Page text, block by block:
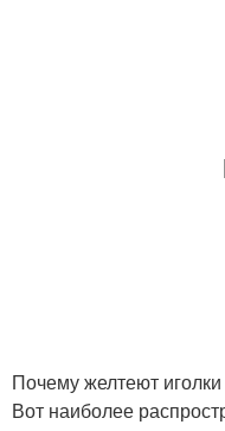
Почему желтеют
Вот наиболее